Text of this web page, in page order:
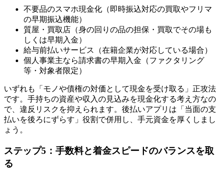
不要品のスマホ現金化（即時振込対応の買取やフリマ
の早期振込機能）
質屋・買取店（身の回りの品の担保・買取でその場も
しくは早期入金）
給与前払いサービス（在籍企業が対応している場合）
個人事業主なら請求書の早期入金（ファクタリング
等・対象者限定）
いずれも「モノや債権の対価として現金を受け取る」正攻法
です。手持ちの資産や収入の見込みを現金化する考え方なの
で、違反リスクを抑えられます。後払いアプリは「当面の支
払いを後ろにずらす」役割で併用し、手元資金を厚くしまし
ょう。
ステップ5：手数料と着金スピードのバランスを取
る